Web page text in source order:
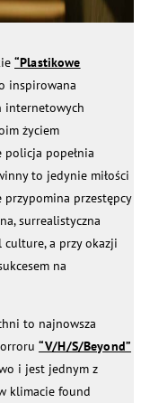
“Plastikowe
inspirowana
internetowych
życiem
policja popełnia
to jedynie miłości
przestępcy
surrealistyczna
culture, a przy okazji
na
to najnowsza
“V/H/S/Beyond”
i jest jednym z
klimacie found